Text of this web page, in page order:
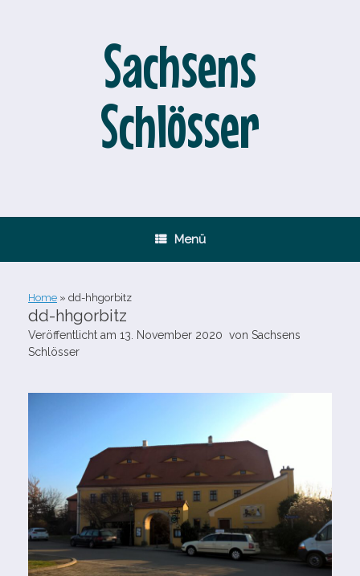
Sachsens
Schlösser
Menü
Home » dd-​hhgorbitz
dd-​hhgorbitz
Veröffentlicht am 13. November 2020 von Sachsens
Schlösser